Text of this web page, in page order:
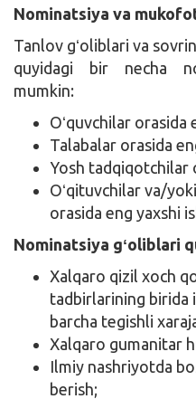
Nominatsiya va
Tanlov gʻoliblari va
quyidagi bir necha
mumkin:
Oʻquvchilar orasida
Talabalar orasida
Yosh tadqiqotchilar
Oʻqituvchilar va/
orasida eng yaxshi
Nominatsiya gʻoliblari
Xalqaro qizil xoch
tadbirlarining birida
barcha tegishli
Xalqaro gumanitar
Ilmiy nashriyotda
berish;